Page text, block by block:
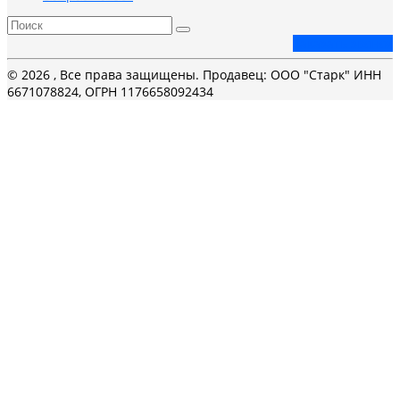
© 2026 , Все права защищены. Продавец: ООО "Старк" ИНН
6671078824, ОГРН 1176658092434